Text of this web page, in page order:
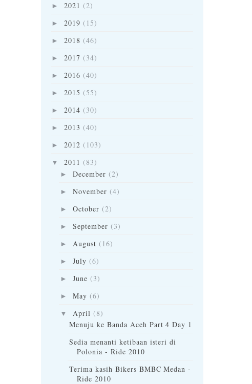
► 2021 (2)
► 2019 (15)
► 2018 (46)
► 2017 (34)
► 2016 (40)
► 2015 (55)
► 2014 (30)
► 2013 (40)
► 2012 (103)
▼ 2011 (83)
► December (2)
► November (4)
► October (2)
► September (3)
► August (16)
► July (6)
► June (3)
► May (6)
▼ April (8)
Menuju ke Banda Aceh Part 4 Day 1
Sedia menanti ketibaan isteri di
Polonia - Ride 2010
Terima kasih Bikers BMBC Medan -
Ride 2010